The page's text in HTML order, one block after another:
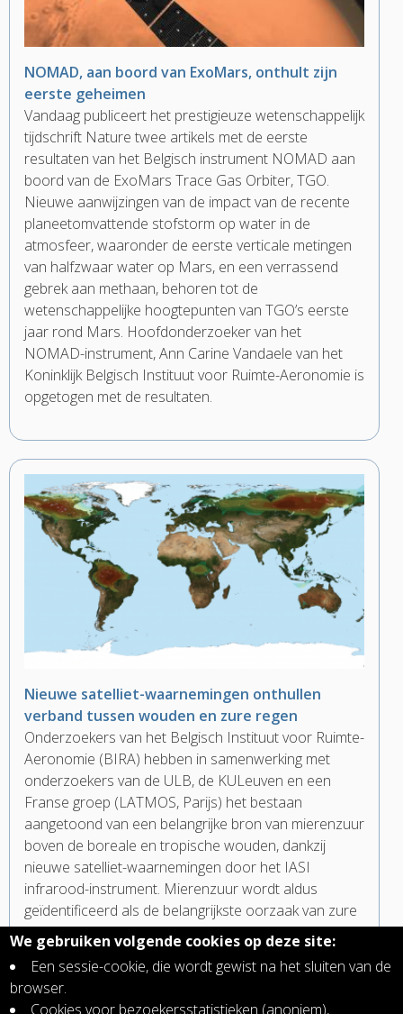
NOMAD, aan boord van ExoMars, onthult zijn
eerste geheimen
Vandaag publiceert het prestigieuze wetenschappelijk
tijdschrift Nature twee artikels met de eerste
resultaten van het Belgisch instrument NOMAD aan
boord van de ExoMars Trace Gas Orbiter, TGO.
Nieuwe aanwijzingen van de impact van de recente
planeetomvattende stofstorm op water in de
atmosfeer, waaronder de eerste verticale metingen
van halfzwaar water op Mars, en een verrassend
gebrek aan methaan, behoren tot de
wetenschappelijke hoogtepunten van TGO’s eerste
jaar rond Mars. Hoofdonderzoeker van het
NOMAD-instrument, Ann Carine Vandaele van het
Koninklijk Belgisch Instituut voor Ruimte-Aeronomie is
opgetogen met de resultaten.
Nieuwe satelliet-waarnemingen onthullen
verband tussen wouden en zure regen
Onderzoekers van het Belgisch Instituut voor Ruimte-
Aeronomie (BIRA) hebben in samenwerking met
onderzoekers van de ULB, de KULeuven en een
Franse groep (LATMOS, Parijs) het bestaan
aangetoond van een belangrijke bron van mierenzuur
boven de boreale en tropische wouden, dankzij
nieuwe satelliet-waarnemingen door het IASI
infrarood-instrument. Mierenzuur wordt aldus
geïdentificeerd als de belangrijkste oorzaak van zure
regen in deze gebieden. Deze resultaten worden
online gepubliceerd in het tijdschrift Nature
Geoscience op 18 december 2011.
We gebruiken volgende cookies op deze site:
Een sessie-cookie, die wordt gewist na het sluiten van de
browser.
Cookies voor bezoekersstatistieken (anoniem),